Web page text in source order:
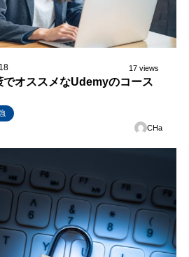
17 views
でオススメなUdemyのコース
CHa